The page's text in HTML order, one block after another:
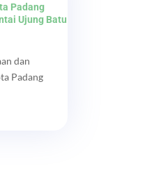
Padang
Ujung Batu
dan
Padang